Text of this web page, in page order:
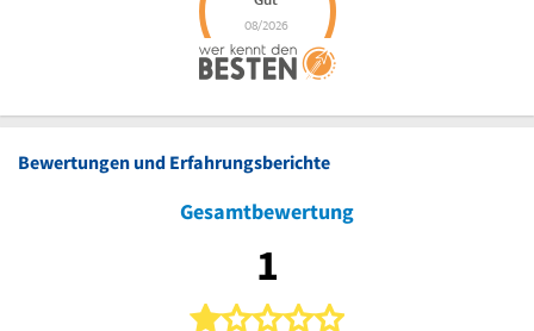
Bewertungen und Erfahrungsberichte
Gesamtbewertung
1
1 von 5 Sternen